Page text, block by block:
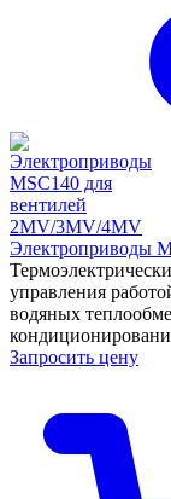
Электроприводы
управления
водяных
Запросить цену